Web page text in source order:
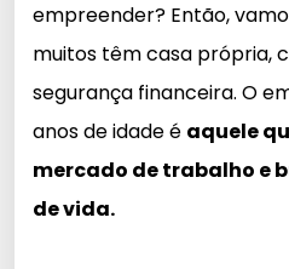
empreender? Então,
muitos têm casa própria,
segurança financeira. O
anos de idade é aquele
mercado de trabalho e
de vida.